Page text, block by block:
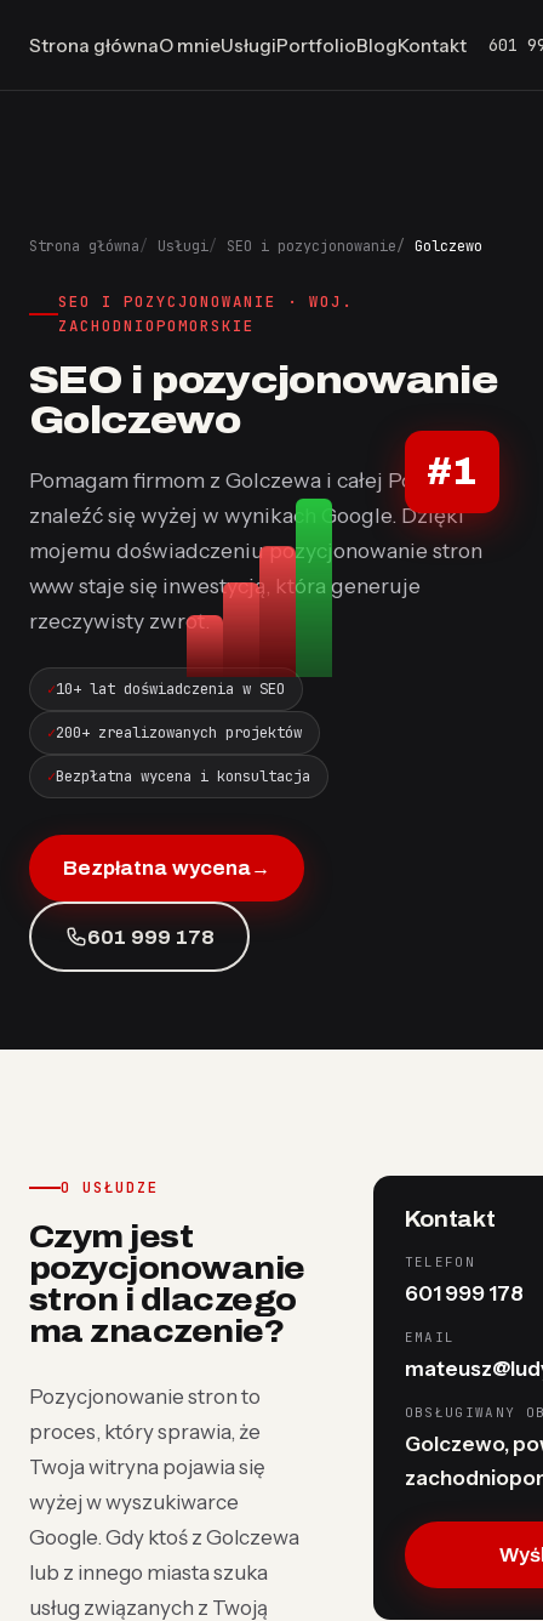
Strona głównaO mnieUsługiPortfolioBlogKontakt 601
#1
Strona główna Usługi SEO i pozycjonowanie Golczewo
SEO I POZYCJONOWANIE · WOJ.
ZACHODNIOPOMORSKIE
SEO i pozycjonowanie
Golczewo
Pomagam firmom z Golczewa i całej Polski
znaleźć się wyżej w wynikach Google. Dzięki
mojemu doświadczeniu pozycjonowanie stron
www staje się inwestycją, która generuje
rzeczywisty zwrot.
10+ lat doświadczenia w SEO
200+ zrealizowanych projektów
Bezpłatna wycena i konsultacja
Bezpłatna wycena→
601 999 178
O USŁUDZE
Czym jest
pozycjonowanie
stron i dlaczego
ma znaczenie?
Pozycjonowanie stron to
proces, który sprawia, że
Twoja witryna pojawia się
wyżej w wyszukiwarce
Google. Gdy ktoś z Golczewa
lub z innego miasta szuka
usług związanych z Twoją
Kontakt
TELEFON
601 999 178
EMAIL
OBSŁUGIWANY
Golczewo,